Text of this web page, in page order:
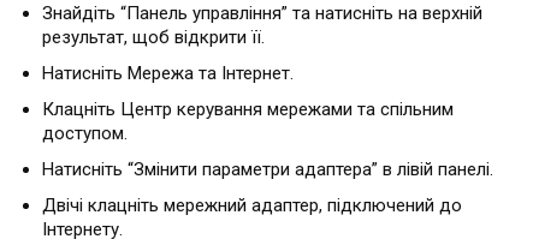
Знайдіть “Панель управління” та натисніть на верхній
результат, щоб відкрити її.
Натисніть Мережа та Інтернет.
Клацніть Центр керування мережами та спільним
доступом.
Натисніть “Змінити параметри адаптера” в лівій панелі.
Двічі клацніть мережний адаптер, підключений до
Інтернету.